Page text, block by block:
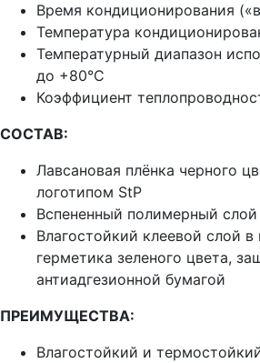
Время кондиционирования
Температура
Температурный диапазон
до +80°С
Коэффициент
СОСТАВ:
Лавсановая плёнка черного
логотипом StP
Вспененный полимерный слой
Влагостойкий клеевой слой в
герметика зеленого цвета,
антиадгезионной бумагой
ПРЕИМУЩЕСТВА:
Влагостойкий и